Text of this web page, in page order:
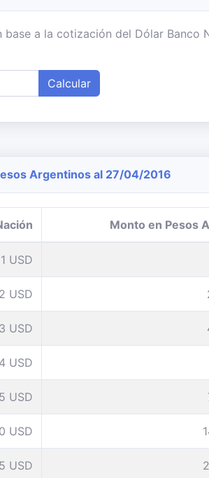
a la cotización del Dólar Banco
Calcular
Argentinos al 27/04/2016
Monto en Pesos
1 USD
USD
USD
USD
USD
USD
USD